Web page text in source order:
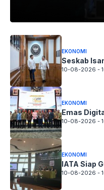
EKONOMI
Seskab
10-08-2026 -
EKONOMI
Emas
10-08-2026 -
EKONOMI
IATA Siap
10-08-2026 -